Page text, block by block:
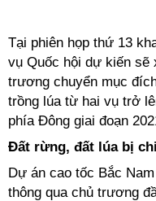
Tại phiên họp thứ 13
vụ Quốc hội dự kiến sẽ
trương chuyển mục
trồng lúa từ hai vụ trở
phía Đông giai đoạn
Đất rừng, đất lúa bị
Dự án cao tốc Bắc
thông qua chủ trương